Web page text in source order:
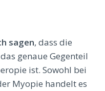
sagen, dass die
genaue Gegenteil
ist. Sowohl bei
Myopie handelt es